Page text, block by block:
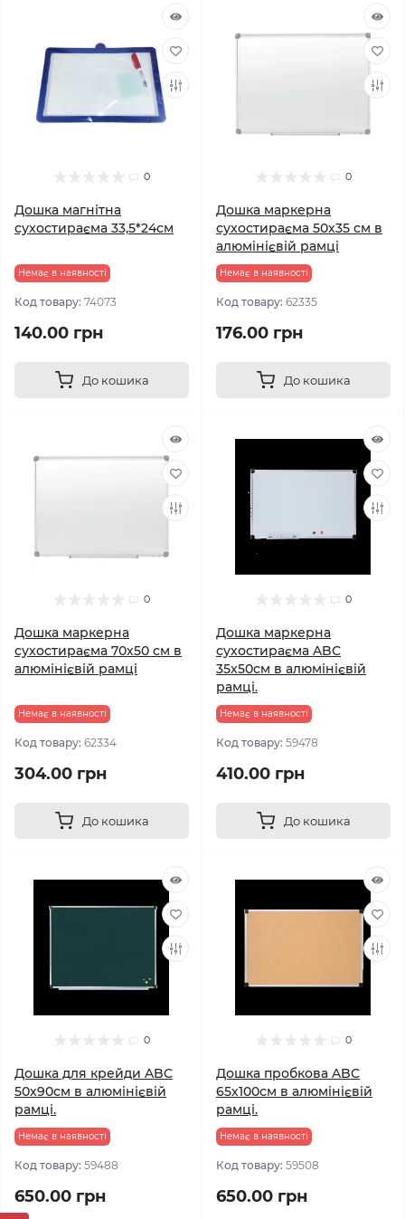
0
Дошка магнітна
сухостираєма 33,5*24см
Немає в наявності
Код товару: 74073
140.00 грн
До кошика
0
Дошка маркерна
сухостираєма 50х35 см в
алюмінієвій рамці
Немає в наявності
Код товару: 62335
176.00 грн
До кошика
0
Дошка маркерна
сухостираєма 70х50 см в
алюмінієвій рамці
Немає в наявності
Код товару: 62334
304.00 грн
До кошика
0
Дошка маркерна
сухостираєма ABC
35х50см в алюмінієвій
рамці.
Немає в наявності
Код товару: 59478
410.00 грн
До кошика
0
Дошка для крейди ABC
50х90см в алюмінієвій
рамці.
Немає в наявності
Код товару: 59488
650.00 грн
0
Дошка пробкова ABC
65х100см в алюмінієвій
рамці.
Немає в наявності
Код товару: 59508
650.00 грн